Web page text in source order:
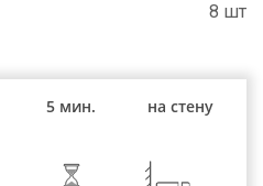
8 шт
5 мин. на стену